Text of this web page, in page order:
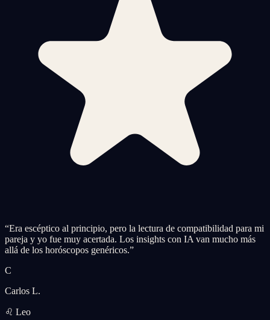
“Era escéptico al principio, pero la lectura de compatibilidad para mi
pareja y yo fue muy acertada. Los insights con IA van mucho más
allá de los horóscopos genéricos.”
C
Carlos L.
♌ Leo